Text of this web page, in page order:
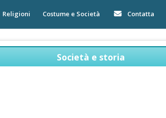
Religioni Costume e Società Contatta
Società e storia